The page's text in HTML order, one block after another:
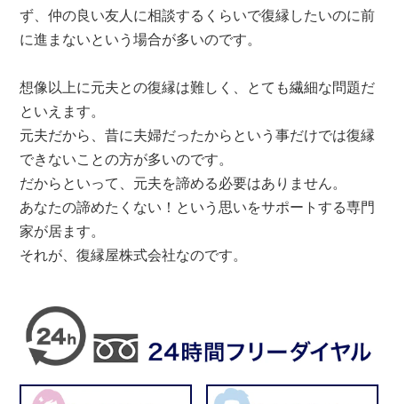
ず、仲の良い友人に相談するくらいで復縁したいのに前
に進まないという場合が多いのです。
想像以上に元夫との復縁は難しく、とても繊細な問題だ
といえます。
元夫だから、昔に夫婦だったからという事だけでは復縁
できないことの方が多いのです。
だからといって、元夫を諦める必要はありません。
あなたの諦めたくない！という思いをサポートする専門
家が居ます。
それが、復縁屋株式会社なのです。